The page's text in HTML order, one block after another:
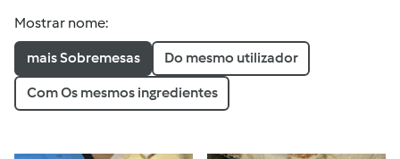
Mostrar nome:
mais Sobremesas Do mesmo utilizador
Com Os mesmos ingredientes